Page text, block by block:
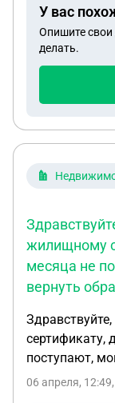
У вас
Опишите свои
делать.
жилищному
месяца не
вернуть
сертификату,
поступают,
06 апреля, 12:49